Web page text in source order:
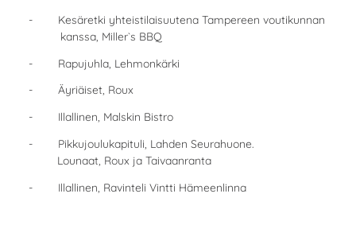
- Kesäretki yhteistilaisuutena Tampereen voutikunnan
kanssa, Miller`s BBQ
- Rapujuhla, Lehmonkärki
- Äyriäiset, Roux
- Illallinen, Malskin Bistro
- Pikkujoulukapituli, Lahden Seurahuone.
Lounaat, Roux ja Taivaanranta
- Illallinen, Ravinteli Vintti Hämeenlinna